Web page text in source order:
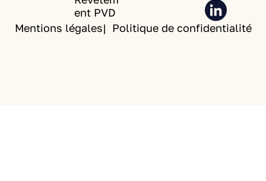
ent PVD
Mentions légales Politique de confidentialité